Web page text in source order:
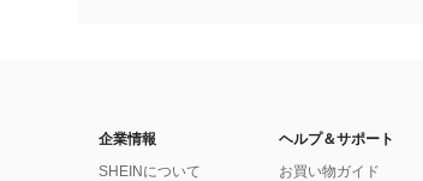
企業情報
SHEINについて
ヘルプ＆サポート
お買い物ガイド